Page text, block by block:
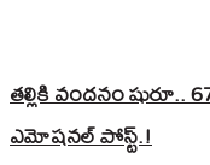
తల్లికి వందనం షురూ..
ఎమోషనల్ పోస్ట్‌.!